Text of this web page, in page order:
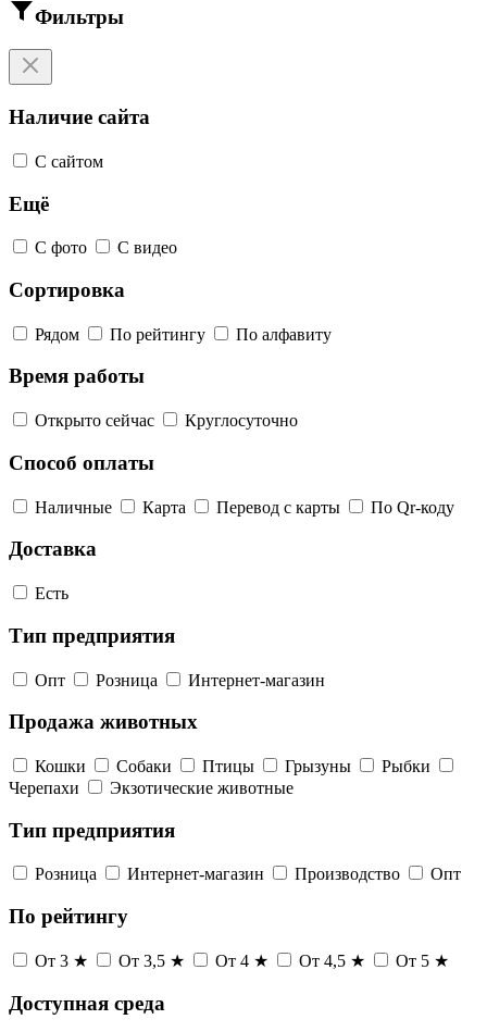
Фильтры
Наличие сайта
С сайтом
Ещё
С фото С видео
Сортировка
Рядом По рейтингу По алфавиту
Время работы
Открыто сейчас Круглосуточно
Способ оплаты
Наличные Карта Перевод с карты По Qr-коду
Доставка
Есть
Тип предприятия
Опт Розница Интернет-магазин
Продажа животных
Кошки Собаки Птицы Грызуны
Рыбки
Черепахи
Экзотические животные
Тип предприятия
Розница Интернет-магазин Производство Опт
По рейтингу
От 3 ★ От 3,5 ★ От 4 ★ От 4,5 ★ От 5 ★
Доступная среда